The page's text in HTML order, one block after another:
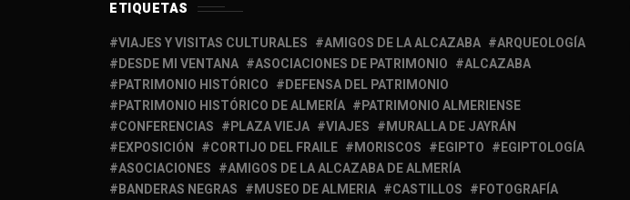
ETIQUETAS
VIAJES Y VISITAS CULTURALES
AMIGOS DE LA ALCAZABA
ARQUEOLOGÍA
DESDE MI VENTANA
ASOCIACIONES DE PATRIMONIO
ALCAZABA
PATRIMONIO HISTÓRICO
DEFENSA DEL PATRIMONIO
PATRIMONIO HISTÓRICO DE ALMERÍA
PATRIMONIO ALMERIENSE
CONFERENCIAS
PLAZA VIEJA VIAJES
MURALLA DE JAYRÁN
EXPOSICIÓN
CORTIJO DEL FRAILE MORISCOS EGIPTO
EGIPTOLOGÍA
ASOCIACIONES
AMIGOS DE LA ALCAZABA DE ALMERÍA
BANDERAS NEGRAS
MUSEO DE ALMERIA CASTILLOS
FOTOGRAFÍA